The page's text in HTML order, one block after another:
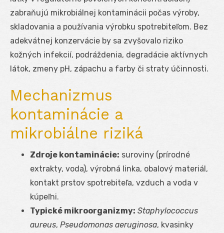
zabraňujú mikrobiálnej kontaminácii počas výroby,
skladovania a používania výrobku spotrebiteľom. Bez
adekvátnej konzervácie by sa zvyšovalo riziko
kožných infekcií, podráždenia, degradácie aktívnych
látok, zmeny pH, zápachu a farby či straty účinnosti.
Mechanizmus
kontaminácie a
mikrobiálne riziká
Zdroje kontaminácie: suroviny (prírodné
extrakty, voda), výrobná linka, obalový materiál,
kontakt prstov spotrebiteľa, vzduch a voda v
kúpeľni.
Typické mikroorganizmy: Staphylococcus
aureus, Pseudomonas aeruginosa, kvasinky